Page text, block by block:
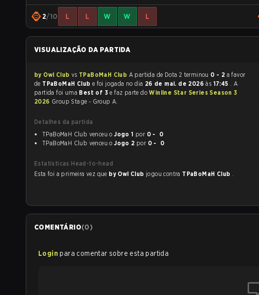
2/10 L L W W L
VISUALIZAÇÃO DA PARTIDA
by Owl Club vs TPaBoMaH Club A partida de Dota 2 terminou 0 - 2
de TPaBoMaH Club e foi jogada no dia 26 de mai. de 2026às 17:45 . A
partida foi uma Best of 3e faz parte doWinline Star Series Season 3
2026 Group Stage - Group A.
Detalhes da partida
TPaBoMaH Club venceu oJogo 1 por
0 - 0
TPaBoMaH Club venceu oJogo 2 por 0 - 0
Estatísticas Head-to-head
Esta foi a primeira vez que by Owl Club jogou contra TPaBoMaH Club .
COMENTÁRIO(0)
Login para comentar sobre esta partida